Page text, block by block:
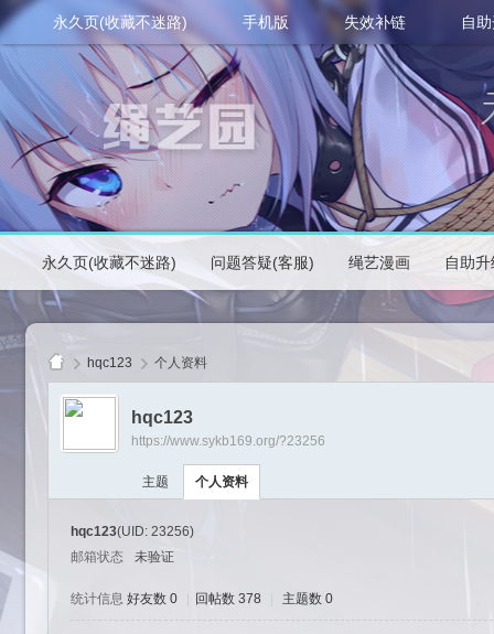
永久页(收藏不迷路) 手机版 失效补链 自
永久页(收藏不迷路) 问题答疑(客服) 绳艺漫画 自助
hqc123 个人资料
hqc123
https://www.sykb169.org/?23256
主题 个人资料
hqc123(UID: 23256)
邮箱状态
未验证
统计信息 好友数 0 回帖数 378 主题数 0